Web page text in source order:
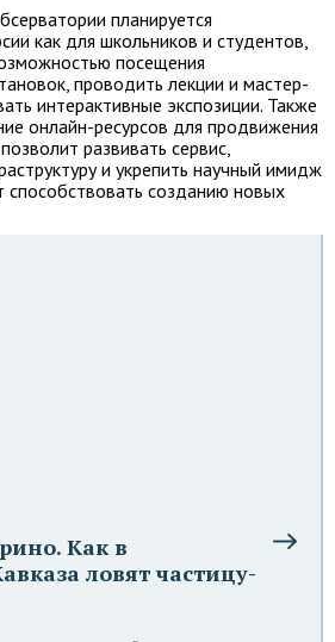
планируется
как для школьников и студентов,
посещения
проводить лекции и мастер-
интерактивные экспозиции. Также
онлайн-ресурсов для продвижения
развивать сервис,
и укрепить научный имидж
способствовать созданию новых
Как в
ловят частицу-